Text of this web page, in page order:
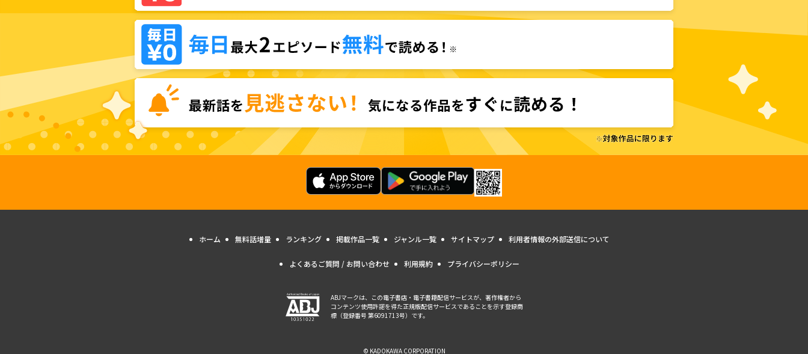
ホーム 無料話増量 ランキング 掲載作品一覧 ジャンル一覧 サイトマップ 利用者情報の外部送信について
よくあるご質問 / お問い合わせ 利用規約 プライバシーポリシー
ABJマークは、この電子書店・電子書籍配信サービスが、著作権者から
コンテンツ使用許諾を得た正規版配信サービスであることを示す登録商
標（登録番号 第6091713号）です。
© KADOKAWA CORPORATION